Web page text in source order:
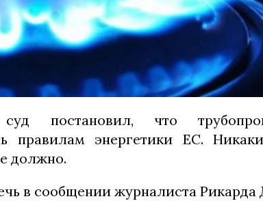
суд постановил, что
правилам энергетики ЕС.
должно.
в сообщении журналиста Рикарда